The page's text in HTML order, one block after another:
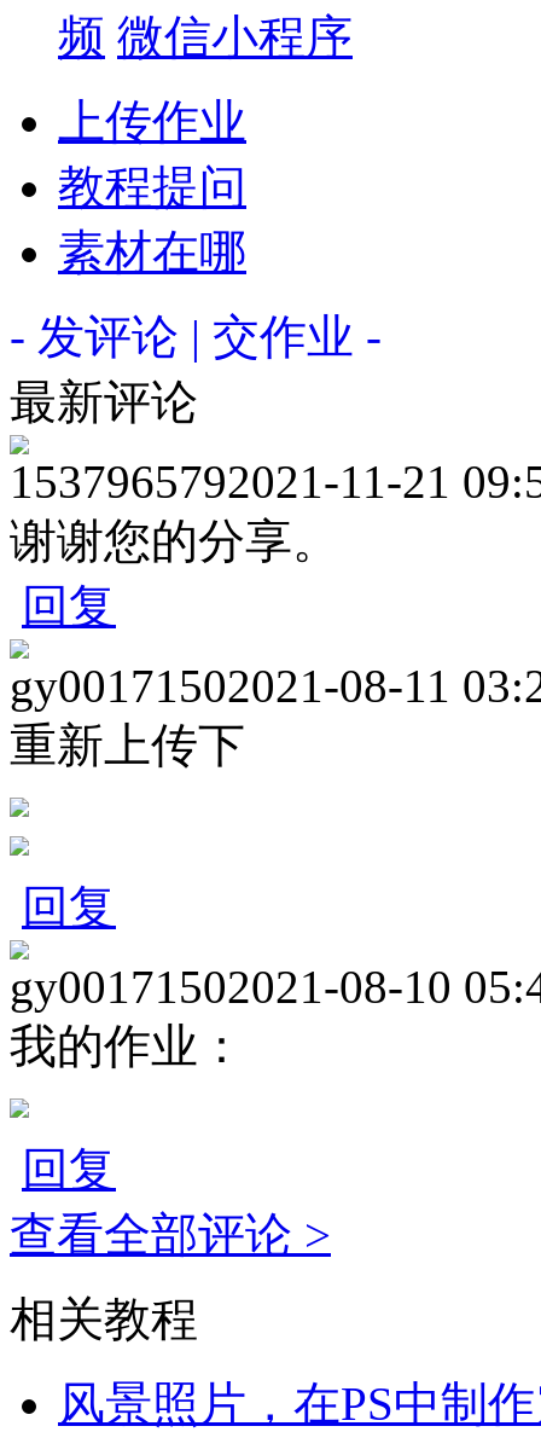
频 微信小程序
上传作业
教程提问
素材在哪
- 发评论 | 交作业 -
最新评论
1537965792021-11-21
谢谢您的分享。
回复
gy00171502021-08-11
重新上传下
回复
gy00171502021-08-10
我的作业：
回复
查看全部评论 >
相关教程
风景照片，在PS中制